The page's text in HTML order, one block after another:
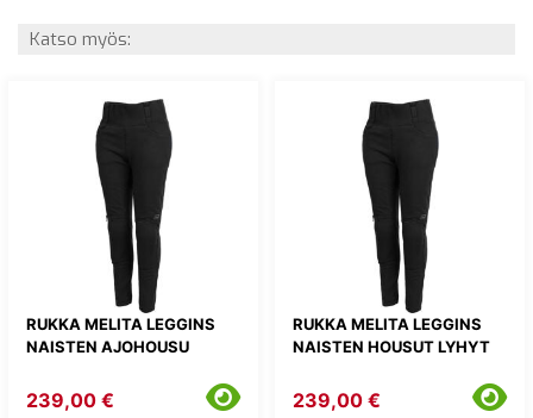
Katso myös:
RUKKA MELITA LEGGINS
NAISTEN AJOHOUSU
239,00 €
RUKKA MELITA LEGGINS
NAISTEN HOUSUT LYHYT
239,00 €